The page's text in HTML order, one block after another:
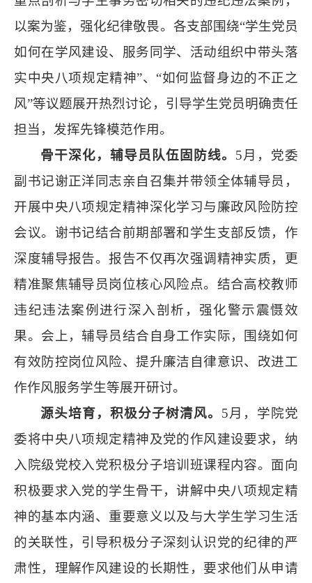
以案为鉴，强化纪律敬畏。各支部围绕“学生党员
如何在学风建设、服务同学、活动组织中带头落
实中央八项规定精神”、“如何监督身边的不正之
风”等议题展开热烈讨论，引导学生党员明确责任
担当，发挥先锋模范作用。
骨干深化，辅导员队伍固防线。 5月，党委
副书记谢正洋同志亲自召集并带领全体辅导员，
开展中央八项规定精神深化学习与廉政风险防控
会议。谢书记结合前期部署和学生支部反馈，作
深度辅导报告。报告不仅再次强调精神实质，更
精准聚焦辅导员岗位核心风险点。结合高校教师
违纪违法案例进行深入剖析，强化警示震慑效
果。会上，辅导员结合自身工作实际，围绕如何
有效防控岗位风险、提升廉洁自律意识、改进工
作作风服务学生等展开研讨。
源头培育，积极分子树清风。 5月，学院党
委将中央八项规定精神及党的作风建设要求，纳
入院级党校入党积极分子培训班课程内容。面向
积极要求入党的学生骨干，讲解中央八项规定精
神的基本内涵、重要意义以及与大学生学习生活
的关联性，引导积极分子深刻认识党的纪律的严
肃性，理解作风建设的长期性，要求他们从申请